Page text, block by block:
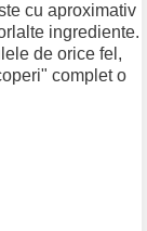
cu aproximativ
ingrediente.
de orice fel,
complet o